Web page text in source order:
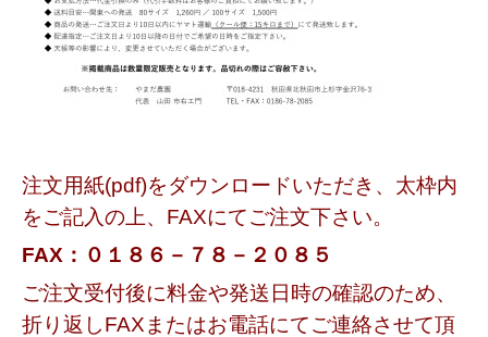
注文用紙(pdf)をダウンロードいただき、太枠内
をご記入の上、FAXにてご注文下さい。
FAX：０１８６－７８－２０８５
ご注文受付後に料金や発送日時の確認のため、
折り返しFAXまたはお電話にてご連絡させて頂